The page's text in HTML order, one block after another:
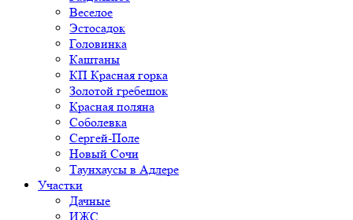
Веселое
Эстосадок
Головинка
Каштаны
КП Красная горка
Золотой гребешок
Красная поляна
Соболевка
Сергей-Поле
Новый Сочи
Таунхаусы в Адлере
Участки
Дачные
ИЖС